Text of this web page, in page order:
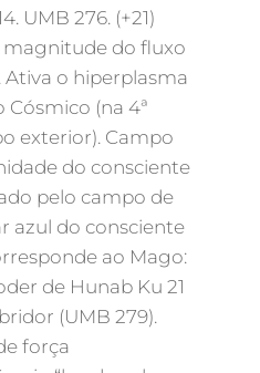
UMB 276. (+21)
do fluxo
o hiperplasma
(na 4ª
exterior). Campo
do consciente
pelo campo de
azul do consciente
ao Mago:
de Hunab Ku 21
(UMB 279).
força